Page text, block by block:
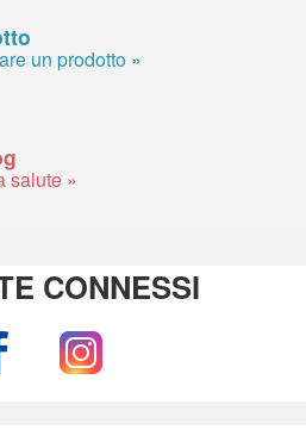
un prodotto »
salute »
CONNESSI